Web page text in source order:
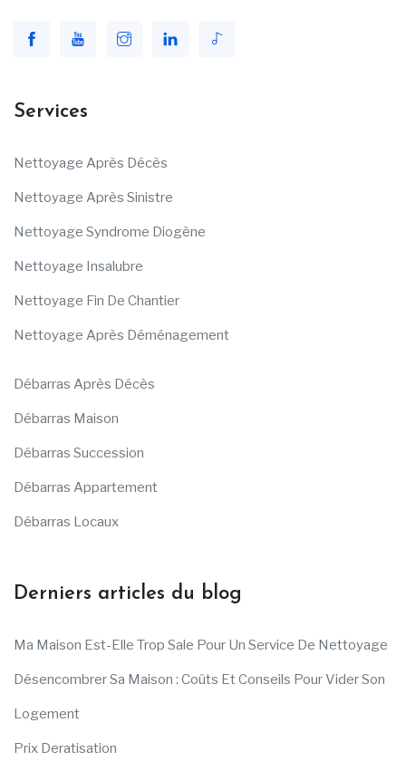
Services
Nettoyage Après Décès
Nettoyage Après Sinistre
Nettoyage Syndrome Diogène
Nettoyage Insalubre
Nettoyage Fin De Chantier
Nettoyage Après Déménagement
Débarras Après Décès
Débarras Maison
Débarras Succession
Débarras Appartement
Débarras Locaux
Derniers articles du blog
Ma Maison Est-Elle Trop Sale Pour Un Service De Nettoyage
Désencombrer Sa Maison : Coûts Et Conseils Pour Vider Son
Logement
Prix Deratisation